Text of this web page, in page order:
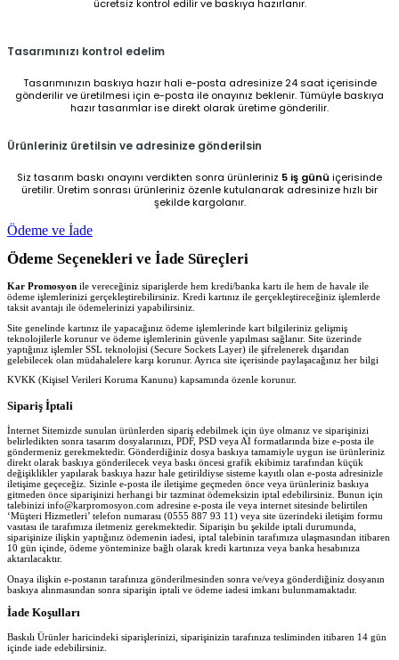
ücretsiz kontrol edilir ve baskıya hazırlanır.
Tasarımınızı kontrol edelim
Tasarımınızın baskıya hazır hali e-posta adresinize 24 saat içerisinde
gönderilir ve üretilmesi için e-posta ile onayınız beklenir. Tümüyle baskıya
hazır tasarımlar ise direkt olarak üretime gönderilir.
Ürünleriniz üretilsin ve adresinize gönderilsin
Siz tasarım baskı onayını verdikten sonra ürünleriniz 5 iş günü içerisinde
üretilir. Üretim sonrası ürünleriniz özenle kutulanarak adresinize hızlı bir
şekilde kargolanır.
Ödeme ve İade
Ödeme Seçenekleri ve İade Süreçleri
Kar Promosyon ile vereceğiniz siparişlerde hem kredi/banka kartı ile hem de havale ile
ödeme işlemlerinizi gerçekleştirebilirsiniz. Kredi kartınız ile gerçekleştireceğiniz işlemlerde
taksit avantajı ile ödemelerinizi yapabilirsiniz.
Site genelinde kartınız ile yapacağınız ödeme işlemlerinde kart bilgileriniz gelişmiş
teknolojilerle korunur ve ödeme işlemlerinin güvenle yapılması sağlanır. Site üzerinde
yaptığınız işlemler SSL teknolojisi (Secure Sockets Layer) ile şifrelenerek dışarıdan
gelebilecek olan müdahalelere karşı korunur. Ayrıca site içerisinde paylaşacağınız her bilgi
KVKK (Kişisel Verileri Koruma Kanunu) kapsamında özenle korunur.
Sipariş İptali
İnternet Sitemizde sunulan ürünlerden sipariş edebilmek için üye olmanız ve siparişinizi
belirledikten sonra tasarım dosyalarınızı, PDF, PSD veya AI formatlarında bize e-posta ile
göndermeniz gerekmektedir. Gönderdiğiniz dosya baskıya tamamiyle uygun ise ürünleriniz
direkt olarak baskıya gönderilecek veya baskı öncesi grafik ekibimiz tarafından küçük
değişiklikler yapılarak baskıya hazır hale getirildiyse sisteme kayıtlı olan e-posta adresinizle
iletişime geçeceğiz. Sizinle e-posta ile iletişime geçmeden önce veya ürünleriniz baskıya
gitmeden önce siparişinizi herhangi bir tazminat ödemeksizin iptal edebilirsiniz. Bunun için
talebinizi info@karpromosyon.com adresine e-posta ile veya internet sitesinde belirtilen
‘Müşteri Hizmetleri’ telefon numarası (0555 887 93 11) veya site üzerindeki iletişim formu
vasıtası ile tarafımıza iletmeniz gerekmektedir. Siparişin bu şekilde iptali durumunda,
siparişinize ilişkin yaptığınız ödemenin iadesi, iptal talebinin tarafımıza ulaşmasından itibaren
10 gün içinde, ödeme yönteminize bağlı olarak kredi kartınıza veya banka hesabınıza
aktarılacaktır.
Onaya ilişkin e-postanın tarafınıza gönderilmesinden sonra ve/veya gönderdiğiniz dosyanın
baskıya alınmasından sonra siparişin iptali ve ödeme iadesi imkanı bulunmamaktadır.
İade Koşulları
Baskılı Ürünler haricindeki siparişlerinizi, siparişinizin tarafınıza tesliminden itibaren 14 gün
içinde iade edebilirsiniz.